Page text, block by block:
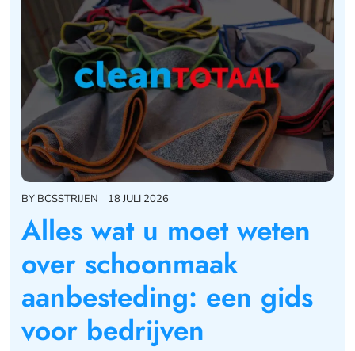
BY BCSSTRIJEN 18 JULI 2026
Alles wat u moet weten
over schoonmaak
aanbesteding: een gids
voor bedrijven